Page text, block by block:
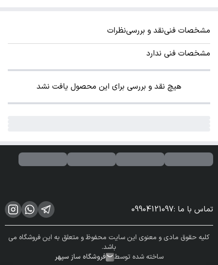
مشخصات فنینقد و بررسینظرات
مشخصات فنی ندارد
هیچ نقد و بررسی برای این محصول یافت نشد
تماس با ما :
09904121097
کلیه حقوق مادی و معنوی این سایت محفوظ و متعلق به این فروشگاه می
باشد.
ساخته شده توسط
فروشگاه ساز سپهر